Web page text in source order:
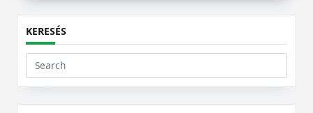
KERESÉS
Search
for: